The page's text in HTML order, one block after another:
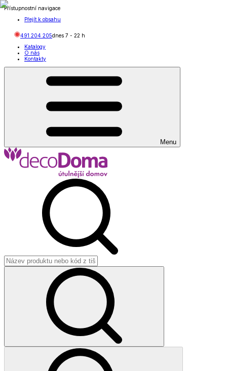
Přístupnostní navigace
Přejít k obsahu
491 204 205dnes 7 - 22 h
Katalogy
O nás
Kontakty
Menu